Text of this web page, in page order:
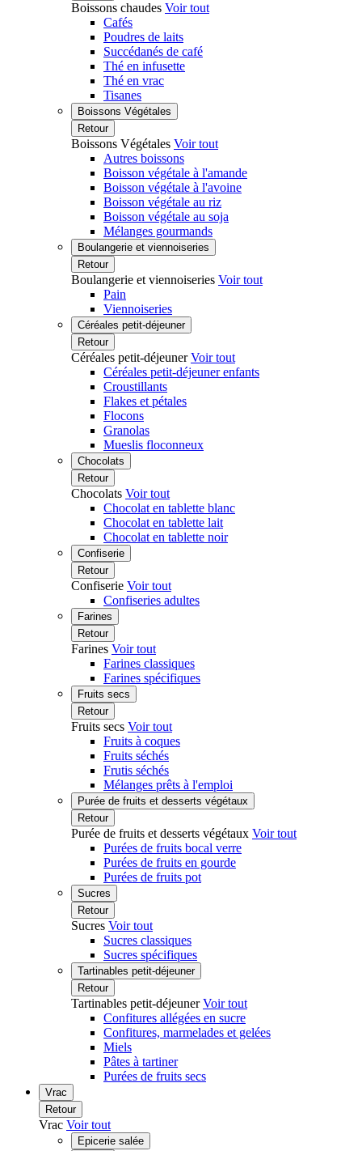
Boissons chaudes Voir tout
Cafés
Poudres de laits
Succédanés de café
Thé en infusette
Thé en vrac
Tisanes
Boissons Végétales
Retour
Boissons Végétales Voir tout
Autres boissons
Boisson végétale à l'amande
Boisson végétale à l'avoine
Boisson végétale au riz
Boisson végétale au soja
Mélanges gourmands
Boulangerie et viennoiseries
Retour
Boulangerie et viennoiseries Voir tout
Pain
Viennoiseries
Céréales petit-déjeuner
Retour
Céréales petit-déjeunerVoir tout
Céréales petit-déjeuner enfants
Croustillants
Flakes et pétales
Flocons
Granolas
Mueslis floconneux
Chocolats
Retour
Chocolats Voir tout
Chocolat en tablette blanc
Chocolat en tablette lait
Chocolat en tablette noir
Confiserie
Retour
Confiserie Voir tout
Confiseries adultes
Farines
Retour
Farines Voir tout
Farines classiques
Farines spécifiques
Fruits secs
Retour
Fruits secs Voir tout
Fruits à coques
Fruits séchés
Frutis séchés
Mélanges prêts à l'emploi
Purée de fruits et desserts végétaux
Retour
Purée de fruits et desserts végétaux Voir tout
Purées de fruits bocal verre
Purées de fruits en gourde
Purées de fruits pot
Sucres
Retour
Sucres Voir tout
Sucres classiques
Sucres spécifiques
Tartinables petit-déjeuner
Retour
Tartinables petit-déjeunerVoir tout
Confitures allégées en sucre
Confitures, marmelades et gelées
Miels
Pâtes à tartiner
Purées de fruits secs
Vrac
Retour
Vrac Voir tout
Epicerie salée